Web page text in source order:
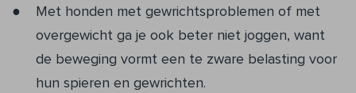
Met honden met gewrichtsproblemen of met
overgewicht ga je ook beter niet joggen, want
de beweging vormt een te zware belasting voor
hun spieren en gewrichten.